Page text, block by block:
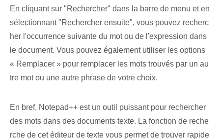
En cliquant sur "Rechercher" dans la barre de menu et en
sélectionnant "Rechercher ensuite", vous pouvez recherc
her l'occurrence suivante du mot ou de l'expression dans
le document. Vous pouvez également utiliser les options
« Remplacer » pour remplacer les mots trouvés par un au
tre mot ou une autre phrase de votre choix.
En bref, Notepad++ est un outil puissant pour rechercher
des mots dans des documents texte. La fonction de reche
rche de cet éditeur de texte vous permet de trouver rapide